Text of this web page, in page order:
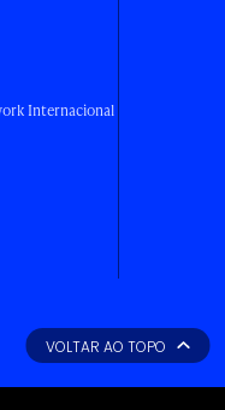
Internacional
VOLTAR AO TOPO